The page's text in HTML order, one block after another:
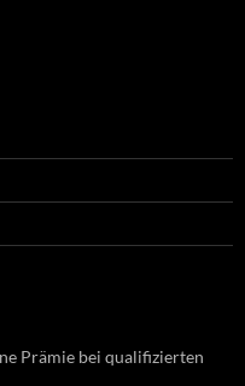
Prämie bei qualifizierten